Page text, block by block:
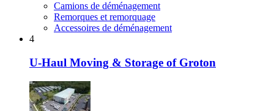
Camions de déménagement
Remorques et remorquage
Accessoires de déménagement
4
U-Haul Moving & Storage of Groton